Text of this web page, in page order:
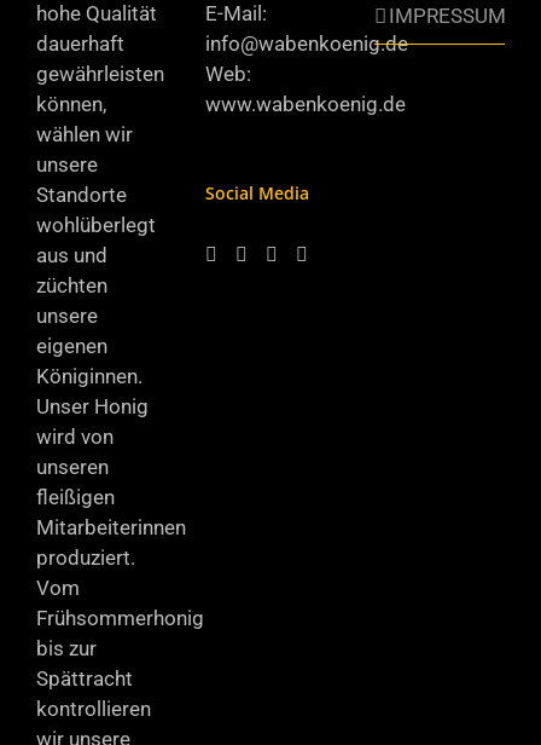
hohe Qualität
dauerhaft
gewährleisten
können,
wählen wir
unsere
Standorte
wohlüberlegt
aus und
züchten
unsere
eigenen
Königinnen.
Unser Honig
wird von
unseren
fleißigen
Mitarbeiterinnen
produziert.
Vom
Frühsommerhonig
bis zur
Spättracht
kontrollieren
wir unsere
E-Mail:
info@wabenkoenig.de
Web:
www.wabenkoenig.de
Social Media
IMPRESSUM